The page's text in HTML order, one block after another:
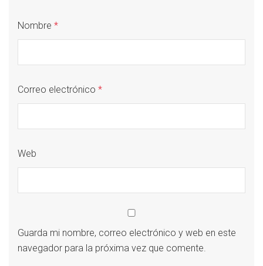
Nombre *
Correo electrónico *
Web
Guarda mi nombre, correo electrónico y web en este
navegador para la próxima vez que comente.